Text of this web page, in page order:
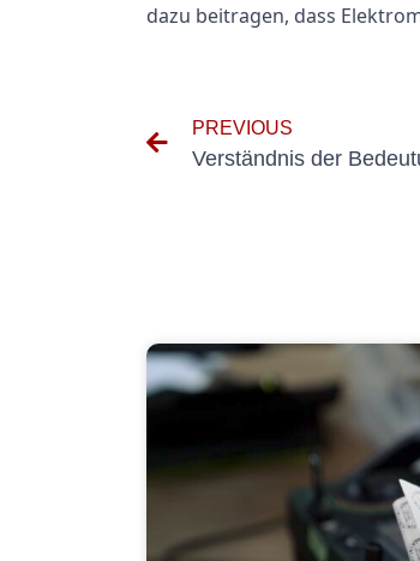
dazu beitragen, dass
PREVIOUS